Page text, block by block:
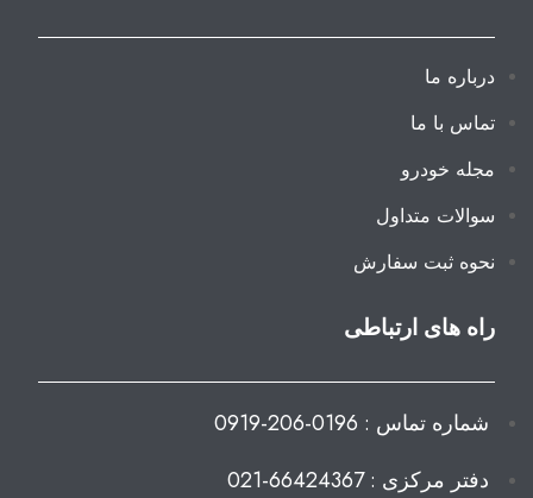
درباره ما
تماس با ما
مجله خودرو
سوالات متداول
نحوه ثبت سفارش
راه های ارتباطی
شماره تماس : 0196-206-0919
دفتر مرکزی : 66424367-021